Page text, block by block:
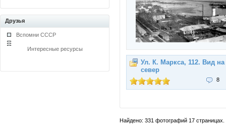
Друзья
Вспомни СССР
Интересные ресурсы
Ул. К. Маркса, 112. Вид на
север
8
Найдено: 331 фотографий 17 страницах.